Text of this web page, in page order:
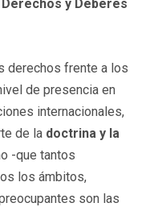
y Deberes
derechos frente a los
de presencia en
internacionales,
de la doctrina y la
-que tantos
los ámbitos,
son las